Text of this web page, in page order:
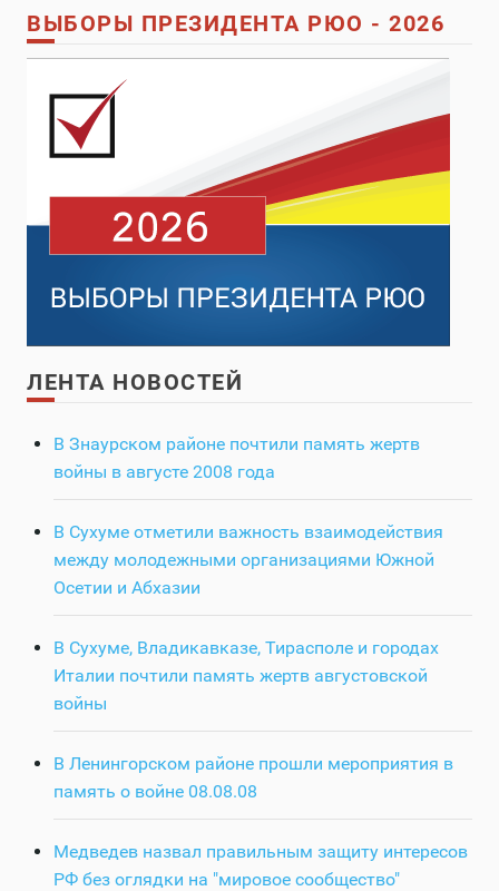
ВЫБОРЫ ПРЕЗИДЕНТА РЮО - 2026
ЛЕНТА НОВОСТЕЙ
В Знаурском районе почтили память жертв
войны в августе 2008 года
В Сухуме отметили важность взаимодействия
между молодежными организациями Южной
Осетии и Абхазии
В Сухуме, Владикавказе, Тирасполе и городах
Италии почтили память жертв августовской
войны
В Ленингорском районе прошли мероприятия в
память о войне 08.08.08
Медведев назвал правильным защиту интересов
РФ без оглядки на "мировое сообщество"